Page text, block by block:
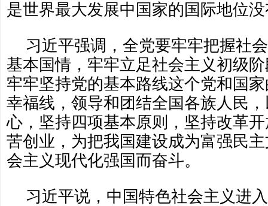
是世界最大发展中国家的国际地位
习近平强调，全党要牢牢把握社
基本国情，牢牢立足社会主义初级
牢牢坚持党的基本路线这个党和国
幸福线，领导和团结全国各族人民
心，坚持四项基本原则，坚持改革
苦创业，为把我国建设成为富强民
会主义现代化强国而奋斗。
习近平说，中国特色社会主义进